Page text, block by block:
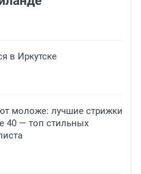
в Иркутске
моложе: лучшие стрижки
40 — топ стильных